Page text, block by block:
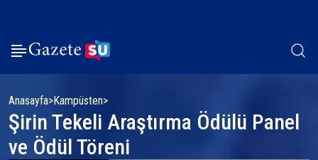
Anasayfa Kampüsten
Şirin Tekeli Araştırma Ödülü Panel
ve Ödül Töreni